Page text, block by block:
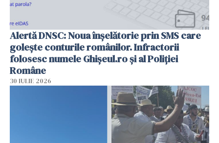
Alertă DNSC: Noua înșelătorie prin SMS care
golește conturile românilor. Infractorii
folosesc numele Ghișeul.ro și al Poliției
Române
30 IULIE 2026